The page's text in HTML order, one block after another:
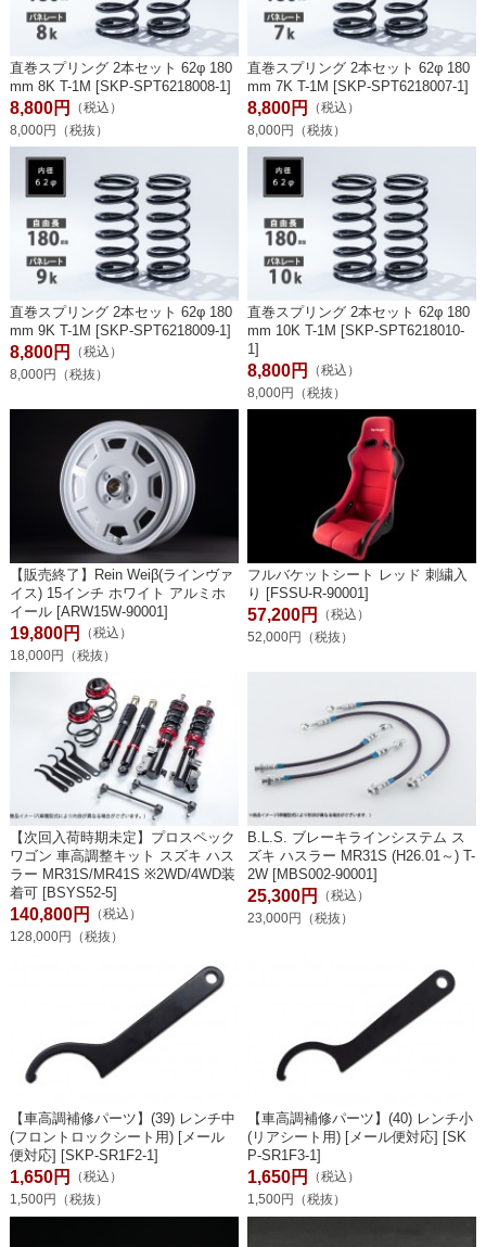
直巻スプリング 2本セット 62φ 180
mm 8K T-1M [SKP-SPT6218008-1]
8,800円
（税込）
8,000円（税抜）
直巻スプリング 2本セット 62φ 180
mm 7K T-1M [SKP-SPT6218007-1]
8,800円
（税込）
8,000円（税抜）
直巻スプリング 2本セット 62φ 180
mm 9K T-1M [SKP-SPT6218009-1]
8,800円
（税込）
8,000円（税抜）
直巻スプリング 2本セット 62φ 180
mm 10K T-1M [SKP-SPT6218010-
1]
8,800円
（税込）
8,000円（税抜）
【販売終了】Rein Weiβ(ラインヴァ
イス) 15インチ ホワイト アルミホ
イール [ARW15W-90001]
19,800円
（税込）
18,000円（税抜）
フルバケットシート レッド 刺繍入
り [FSSU-R-90001]
57,200円
（税込）
52,000円（税抜）
【次回入荷時期未定】プロスペック
ワゴン 車高調整キット スズキ ハス
ラー MR31S/MR41S ※2WD/4WD装
着可 [BSYS52-5]
140,800円
（税込）
128,000円（税抜）
B.L.S. ブレーキラインシステム ス
ズキ ハスラー MR31S (H26.01～) T-
2W [MBS002-90001]
25,300円
（税込）
23,000円（税抜）
【車高調補修パーツ】(39) レンチ中
(フロントロックシート用) [メール
便対応] [SKP-SR1F2-1]
1,650円
（税込）
1,500円（税抜）
【車高調補修パーツ】(40) レンチ小
(リアシート用) [メール便対応] [SK
P-SR1F3-1]
1,650円
（税込）
1,500円（税抜）